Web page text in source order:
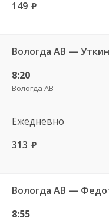
149 руб.
Вологда АВ —
8:20
Вологда АВ
Ежедневно
313 руб.
Вологда АВ —
8:55